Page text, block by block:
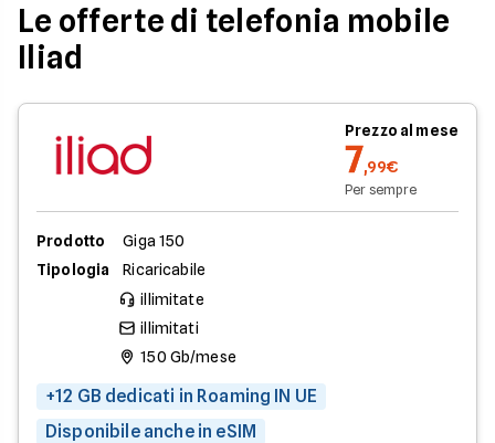
Le offerte di telefonia mobile
Iliad
Prezzo al mese
7,99€
Per sempre
Prodotto
Giga 150
Tipologia
Ricaricabile
illimitate
illimitati
150 Gb/mese
+12 GB dedicati in Roaming IN UE
Disponibile anche in eSIM